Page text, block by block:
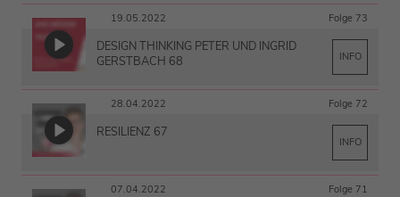
19.05.2022 Folge 73
DESIGN THINKING PETER UND INGRID
GERSTBACH 68
INFO
28.04.2022 Folge 72
RESILIENZ 67
INFO
07.04.2022 Folge 71